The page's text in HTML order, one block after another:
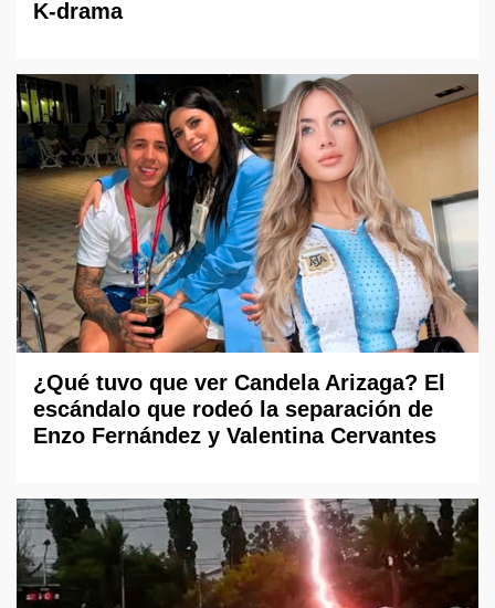
K-drama
¿Qué tuvo que ver Candela Arizaga? El
escándalo que rodeó la separación de
Enzo Fernández y Valentina Cervantes